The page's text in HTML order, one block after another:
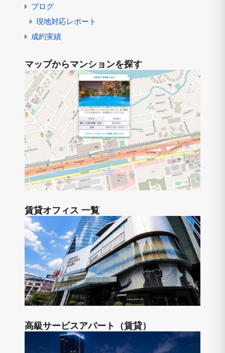
ブログ
現地対応レポート
成約実績
マップからマンションを探す
賃貸オフィス 一覧
高級サービスアパート（賃貸）